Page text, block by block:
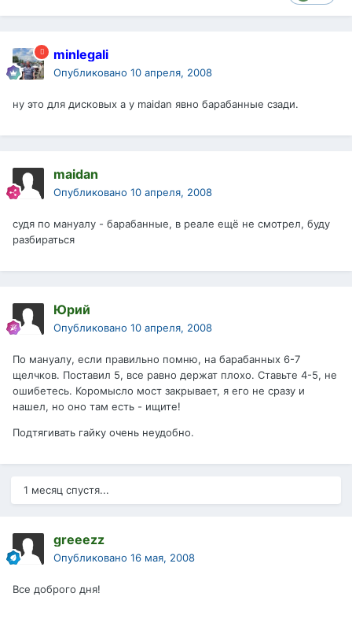
minlegali
Опубликовано 10 апреля, 2008
ну это для дисковых а у maidan явно барабанные сзади.
maidan
Опубликовано 10 апреля, 2008
судя по мануалу - барабанные, в реале ещё не смотрел, буду
разбираться
Юрий
Опубликовано 10 апреля, 2008
По мануалу, если правильно помню, на барабанных 6-7
щелчков. Поставил 5, все равно держат плохо. Ставьте 4-5, не
ошибетесь. Коромысло мост закрывает, я его не сразу и
нашел, но оно там есть - ищите!
Подтягивать гайку очень неудобно.
1 месяц спустя...
greeezz
Опубликовано 16 мая, 2008
Все доброго дня!